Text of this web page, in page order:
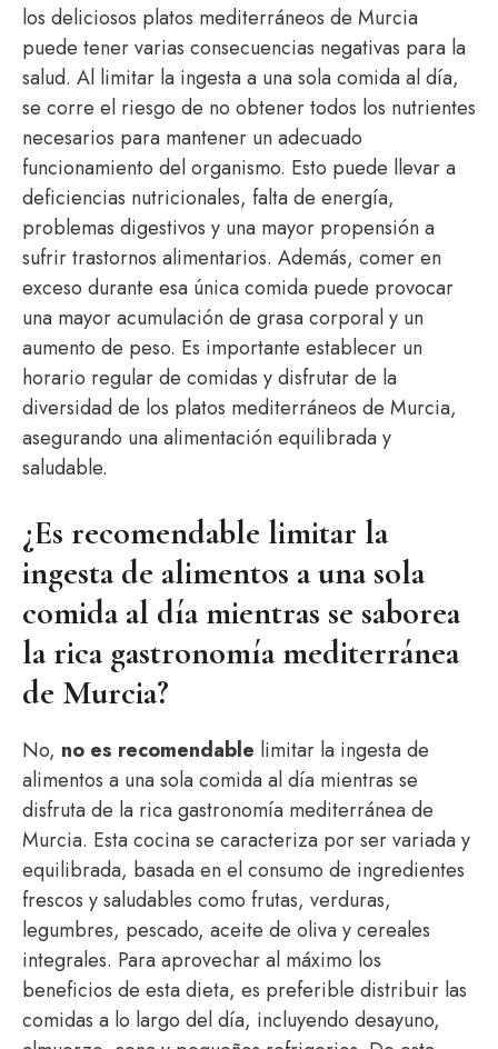
los deliciosos platos mediterráneos de Murcia
puede tener varias consecuencias negativas para la
salud. Al limitar la ingesta a una sola comida al día,
se corre el riesgo de no obtener todos los nutrientes
necesarios para mantener un adecuado
funcionamiento del organismo. Esto puede llevar a
deficiencias nutricionales, falta de energía,
problemas digestivos y una mayor propensión a
sufrir trastornos alimentarios. Además, comer en
exceso durante esa única comida puede provocar
una mayor acumulación de grasa corporal y un
aumento de peso. Es importante establecer un
horario regular de comidas y disfrutar de la
diversidad de los platos mediterráneos de Murcia,
asegurando una alimentación equilibrada y
saludable.
¿Es recomendable limitar la
ingesta de alimentos a una sola
comida al día mientras se saborea
la rica gastronomía mediterránea
de Murcia?
No, no es recomendable limitar la ingesta de
alimentos a una sola comida al día mientras se
disfruta de la rica gastronomía mediterránea de
Murcia. Esta cocina se caracteriza por ser variada y
equilibrada, basada en el consumo de ingredientes
frescos y saludables como frutas, verduras,
legumbres, pescado, aceite de oliva y cereales
integrales. Para aprovechar al máximo los
beneficios de esta dieta, es preferible distribuir las
comidas a lo largo del día, incluyendo desayuno,